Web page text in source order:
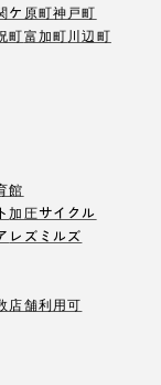
ケ原町神戸町
町富加町川辺町
館
加圧サイクル
レズミルズ
店舗利用可